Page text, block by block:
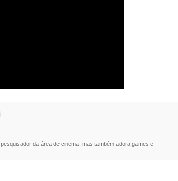
da área de cinema, mas também adora games e